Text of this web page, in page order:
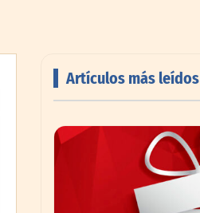
Artículos más leídos